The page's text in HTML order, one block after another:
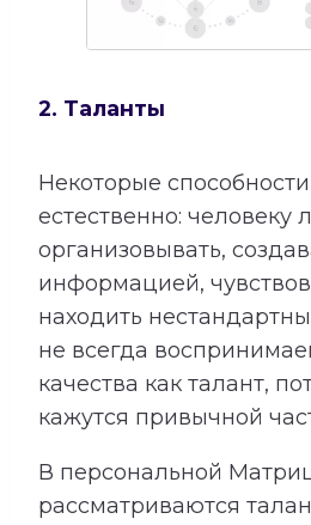
2. Таланты
Некоторые
естественно: человеку
организовывать,
информацией,
находить
не всегда
качества как талант,
кажутся привычной
В персональной
рассматриваются